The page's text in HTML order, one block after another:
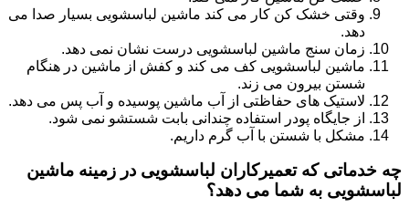
وقتی خشک کن کار می کند ماشین لباسشویی بسیار صدا می
دهد.
زمان سنج ماشین لباسشویی درست نشان نمی دهد.
ماشین لباسشویی کف می کند و کفش از ماشین در هنگام
شستن بیرون می زند.
لاستیک های حفاظتی از آب ماشین پوسیده و آب پس می دهد.
از جایگاه پودر استفاده چندانی بابت شستشو نمی شود.
مشکل با شستن با آب گرم داریم.
چه خدماتی که تعمیرکاران لباسشویی در زمینه ماشین
لباسشویی به شما می دهد؟